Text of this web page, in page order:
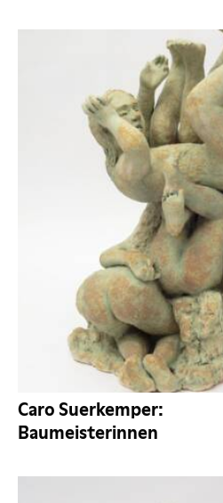
Caro Suerkemper:
Baumeisterinnen